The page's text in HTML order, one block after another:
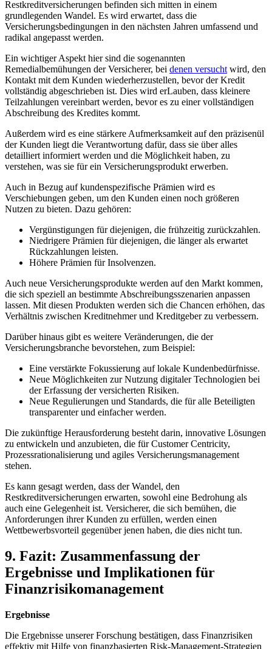
Restkreditversicherungen ‌befinden sich mitten⁢ in einem
grundlegenden​ Wandel. Es wird erwartet, dass die
Versicherungsbedingungen in den nächsten Jahren umfassend ‌und
radikal ⁤angepasst werden.
Ein wichtiger​ Aspekt hier sind die sogenannten
Remedialbemühungen der Versicherer, bei denen ​versucht wird,⁣ den
Kontakt mit dem Kunden wiederherzustellen, bevor der Kredit
vollständig‌ abgeschrieben ist. ‍Dies wird erLauben, dass kleinere
Teilzahlungen vereinbart werden, bevor‌ es zu einer vollständigen
Abschreibung des Kredites kommt.
Außerdem⁤ wird es eine⁤ stärkere⁣ Aufmerksamkeit auf den präzisenül
der ‍Kunden liegt die Verantwortung dafür, dass sie über alles
⁢detailliert informiert werden und die Möglichkeit haben, zu
verstehen, ⁢was sie für ein Versicherungsprodukt erwerben.
Auch in Bezug⁣ auf kundenspezifische Prämien wird es‌
Verschiebungen geben, um den Kunden einen noch ‍größeren
Nutzen zu bieten. Dazu gehören:
Vergünstigungen für⁤ diejenigen,‌ die frühzeitig zurückzahlen. ⁢
Niedrigere Prämien für diejenigen, die länger als erwartet
Rückzahlungen leisten.
Höhere Prämien für Insolvenzen.
Auch neue Versicherungsprodukte‌ werden auf den Markt kommen,
die sich speziell an bestimmte Abschreibungsszenarien⁤ anpassen
lassen. Mit diesen Produkten werden sich die Chancen ⁢erhöhen, das
Verhältnis zwischen Kreditnehmer und Kreditgeber zu verbessern.
Darüber hinaus gibt es weitere Veränderungen, die ‍der
Versicherungsbranche bevorstehen, zum Beispiel:
Eine verstärkte Fokussierung auf lokale Kundenbedürfnisse.
Neue Möglichkeiten zur Nutzung digitaler Technologien ‌bei
⁤der Erfassung der versicherten Risiken.
Neue ‌Regulierungen und Standards, die für alle Beteiligten
transparenter​ und einfacher werden.
Die zukünftige Herausforderung‍ besteht darin, ‌innovative‌ Lösungen⁤
zu entwickeln ⁤und anzubieten, die für Customer Centricity,
Prozessrationalisierung und agiles Versicherungsmanagement
stehen.
Es kann gesagt werden, dass ⁤der Wandel, den
Restkreditversicherungen erwarten, ‌sowohl eine Bedrohung als
auch eine Gelegenheit ist. Versicherer, die sich bemühen, die
Anforderungen ihrer Kunden zu erfüllen, ​werden einen
Wettbewerbsvorteil gegenüber jenen haben, die dies nicht ⁣tun.
9.‌ Fazit: Zusammenfassung‍ der
Ergebnisse ⁢und Implikationen für
Finanzrisikomanagement
Ergebnisse
Die Ergebnisse unserer Forschung bestätigen, dass Finanzrisiken
effektiv mit Hilfe von finanzbasierten Risk-Management-Strategien